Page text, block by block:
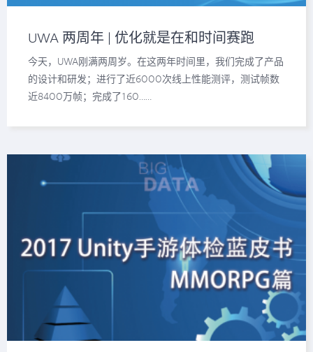
UWA 两周年 | 优化就是在和时间赛跑
今天，UWA刚满两周岁。在这两年时间里，我们完成了产品
的设计和研发；进行了近6000次线上性能测评，测试帧数
近8400万帧；完成了160……